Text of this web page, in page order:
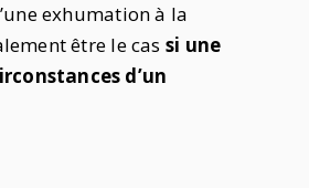
exhumation à la
être le cas si une
d’un